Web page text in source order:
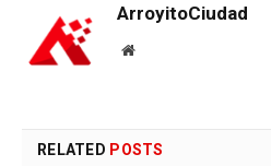
ArroyitoCiudad
Website
RELATED POSTS